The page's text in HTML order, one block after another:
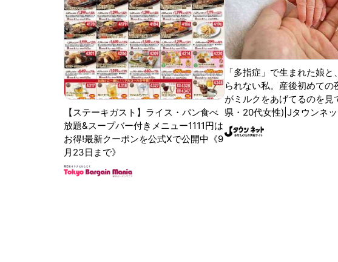
【ステーキガスト】ライス・パン食べ
放題&スープバー付きメニュー1111円は
お得!最新クーポンを公式Xで公開中《9
月23日まで》
「多指症」で生まれた娘と
られない私。産後初めての
がミルクをあげてるのを見
県・20代女性)|Jタウンネッ